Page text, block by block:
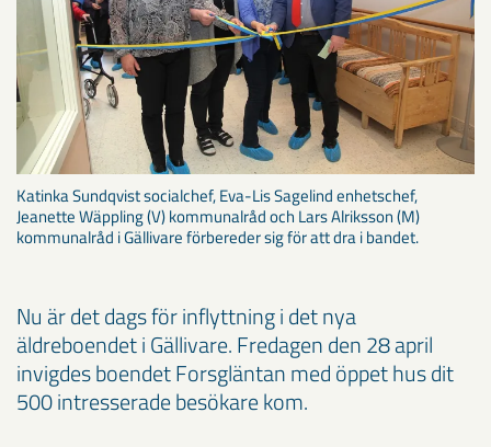
Katinka Sundqvist socialchef, Eva-Lis Sagelind enhetschef,
Jeanette Wäppling (V) kommunalråd och Lars Alriksson (M)
kommunalråd i Gällivare förbereder sig för att dra i bandet.
Nu är det dags för inflyttning i det nya
äldreboendet i Gällivare. Fredagen den 28 april
invigdes boendet Forsgläntan med öppet hus dit
500 intresserade besökare kom.